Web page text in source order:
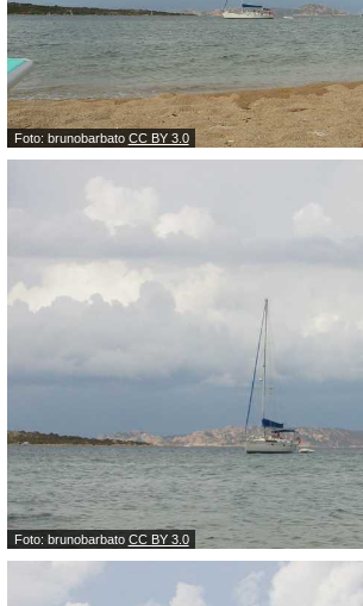
Foto: brunobarbato CC BY 3.0
Foto: brunobarbato CC BY 3.0